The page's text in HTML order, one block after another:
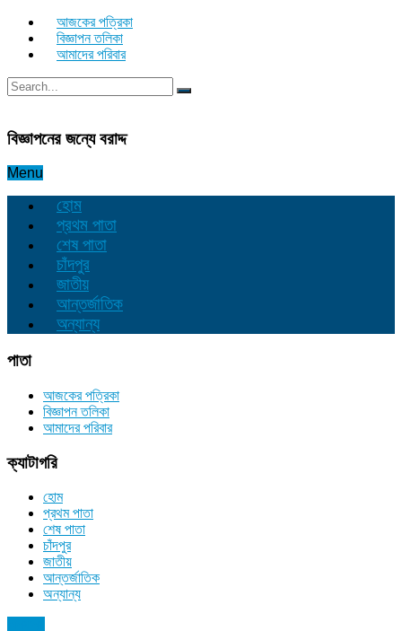
আজকের পত্রিকা
বিজ্ঞাপন তলিকা
আমাদের পরিবার
বিজ্ঞাপনের জন্যে বরাদ্দ
Menu
হোম
প্রথম পাতা
শেষ পাতা
চাঁদপুর
জাতীয়
আন্তর্জাতিক
অন্যান্য
পাতা
আজকের পত্রিকা
বিজ্ঞাপন তলিকা
আমাদের পরিবার
ক্যাটাগরি
হোম
প্রথম পাতা
শেষ পাতা
চাঁদপুর
জাতীয়
আন্তর্জাতিক
অন্যান্য